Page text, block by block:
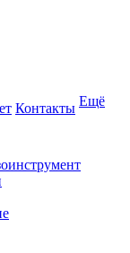
Контакты Ещё